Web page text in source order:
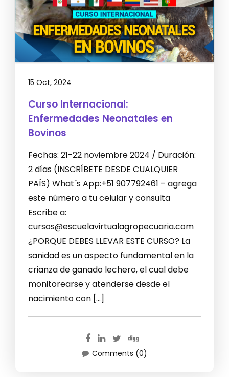
15 Oct, 2024
Curso Internacional:
Enfermedades Neonatales en
Bovinos
Fechas: 21-22 noviembre 2024 / Duración:
2 días (INSCRÍBETE DESDE CUALQUIER
PAÍS) What´s App:+51 907792461 – agrega
este número a tu celular y consulta
Escribe a:
cursos@escuelavirtualagropecuaria.com
¿PORQUE DEBES LLEVAR ESTE CURSO? La
sanidad es un aspecto fundamental en la
crianza de ganado lechero, el cual debe
monitorearse y atenderse desde el
nacimiento con […]
Comments (0)